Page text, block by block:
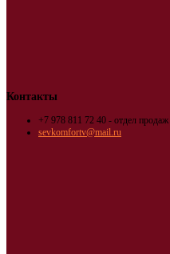
Контакты
+7 978 811 72 40 - отдел продаж
sevkomfortv@mail.ru